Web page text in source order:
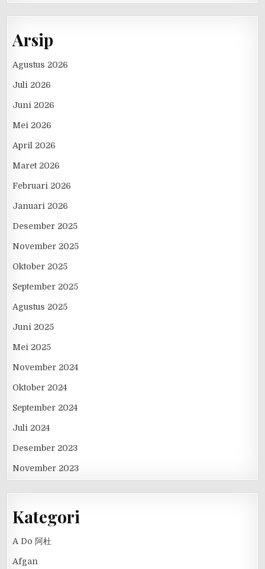
Arsip
Agustus 2026
Juli 2026
Juni 2026
Mei 2026
April 2026
Maret 2026
Februari 2026
Januari 2026
Desember 2025
November 2025
Oktober 2025
September 2025
Agustus 2025
Juni 2025
Mei 2025
November 2024
Oktober 2024
September 2024
Juli 2024
Desember 2023
November 2023
Kategori
A Do 阿杜
Afgan